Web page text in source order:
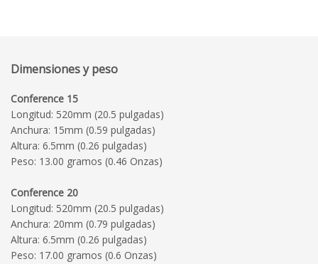
Dimensiones y peso
Conference 15
Longitud: 520mm (20.5 pulgadas)
Anchura: 15mm (0.59 pulgadas)
Altura: 6.5mm (0.26 pulgadas)
Peso: 13.00 gramos (0.46 Onzas)
Conference 20
Longitud: 520mm (20.5 pulgadas)
Anchura: 20mm (0.79 pulgadas)
Altura: 6.5mm (0.26 pulgadas)
Peso: 17.00 gramos (0.6 Onzas)